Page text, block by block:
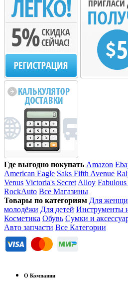
Где выгодно покупать Amazon
American Eagle Saks Fifth Avenue
Venus Victoria's Secret Alloy
RockAuto Все Магазины
Товары по категориям Для
молодёжи Для детей Инструменты
Косметика Обувь Сумки и
Авто запчасти Все Категории
О Компании